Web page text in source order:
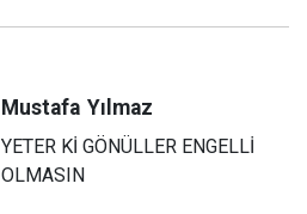
Mustafa Yılmaz
YETER Kİ GÖNÜLLER ENGELLİ
OLMASIN